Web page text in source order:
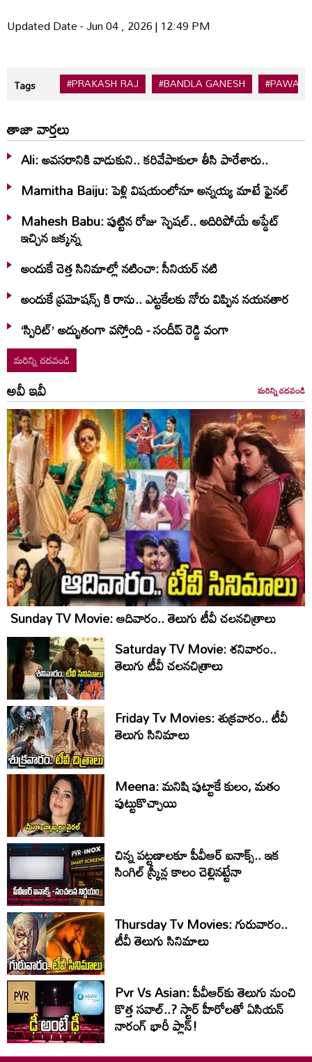
Updated Date - Jun 04 , 2026 | 12:49 PM
Tags #PRAKASH RAJ #BANDLA GANESH #PAWAN
తాజా వార్తలు
Ali: అవసరానికి వాడుకుని.. కరివేపాకులా తీసి పారేశారు..
Mamitha Baiju: పెళ్లి విషయంలోనూ అన్నయ్య మాటే ఫైనల్‌
Mahesh Babu: పుట్టిన రోజు స్పెషల్.. అదిరిపోయే అప్డేట్
ఇచ్చిన జక్కన్న
అందుకే చెత్త సినిమాల్లో నటించా: సీనియర్ నటి
అందుకే ప్రమోషన్స్ కి రాను.. ఎట్టకేలకు నోరు విప్పిన నయనతార
‘స్పిరిట్’ అద్భుతంగా వస్తోంది - సందీప్ రెడ్డి వంగా
మరిన్ని చదవండి
అవీ ఇవీ మరిన్ని చదవండి
Sunday TV Movie: ఆదివారం.. తెలుగు టీవీ చ‌ల‌న‌చిత్రాలు
Saturday TV Movie: శ‌నివారం..
తెలుగు టీవీ చ‌ల‌న‌చిత్రాలు
Friday Tv Movies: శుక్ర‌వారం.. టీవీ
తెలుగు సినిమాలు
Meena: మనిషి పుట్టాకే కులం, మతం
పుట్టుకొచ్చాయి
చిన్న పట్టణాలకూ పీవీఆర్ ఐనాక్స్.. ఇక
సింగిల్ స్క్రీన్ల కాలం చెల్లినట్టేనా
Thursday Tv Movies: గురువారం..
టీవీ తెలుగు సినిమాలు
Pvr Vs Asian: పీవీఆర్‌కు తెలుగు నుంచి
కొత్త సవాల్..? స్టార్ హీరోలతో ఏసియన్
నారంగ్ భారీ ప్లాన్!